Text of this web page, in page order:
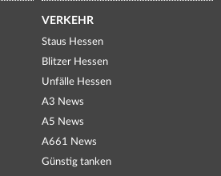
VERKEHR
Staus Hessen
Blitzer Hessen
Unfälle Hessen
A3 News
A5 News
A661 News
Günstig tanken